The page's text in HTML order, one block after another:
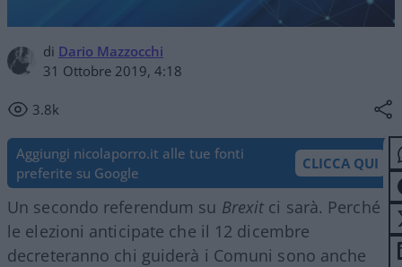
di Dario Mazzocchi
31 Ottobre 2019, 4:18
3.8k
Aggiungi nicolaporro.it alle tue fonti
preferite su Google
CLICCA QUI
Un secondo referendum su Brexit ci sarà. Perché
le elezioni anticipate che il 12 dicembre
decreteranno chi guiderà i Comuni sono anche